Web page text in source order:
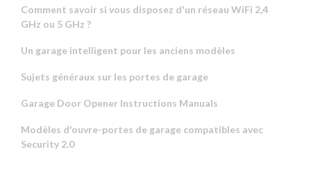
Comment savoir si vous disposez d'un réseau WiFi 2,4
GHz ou 5 GHz ?
Un garage intelligent pour les anciens modèles
Sujets généraux sur les portes de garage
Garage Door Opener Instructions Manuals
Modèles d'ouvre-portes de garage compatibles avec
Security 2.0